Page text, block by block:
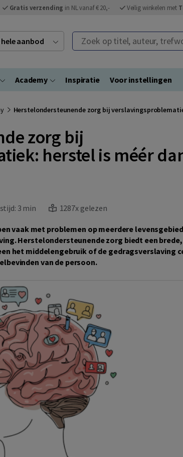
Gratis verzending in NL vanaf € 20,- Veilig winkelen met
aanbod Zoek op titel, auteur, trefwoord
Academy Inspiratie Voor instellingen
Herstelondersteunende zorg bij
zorg bij
herstel is méér
3 min 1287x gelezen
vaak met problemen op meerdere
Herstelondersteunende zorg biedt een brede,
het middelengebruik of de gedragsverslaving
van de persoon.